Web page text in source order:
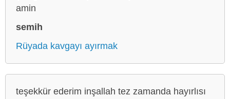
amin
semih
Rüyada kavgayı ayırmak
teşekkür ederim inşallah tez zamanda hayırlısı